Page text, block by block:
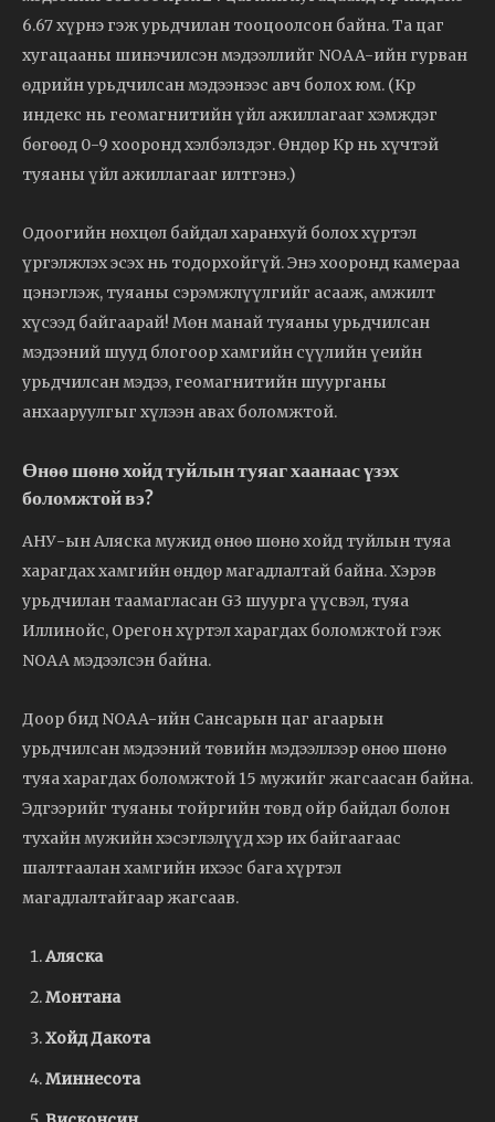
6.67 хүрнэ гэж урьдчилан тооцоолсон байна. Та цаг
хугацааны шинэчилсэн мэдээллийг NOAA-ийн гурван
өдрийн урьдчилсан мэдээнээс авч болох юм. (Kp
индекс нь геомагнитийн үйл ажиллагааг хэмждэг
бөгөөд 0-9 хооронд хэлбэлздэг. Өндөр Kp нь хүчтэй
туяаны үйл ажиллагааг илтгэнэ.)
Одоогийн нөхцөл байдал харанхуй болох хүртэл
үргэлжлэх эсэх нь тодорхойгүй. Энэ хооронд камераа
цэнэглэж, туяаны сэрэмжлүүлгийг асааж, амжилт
хүсээд байгаарай! Мөн манай туяаны урьдчилсан
мэдээний шууд блогоор хамгийн сүүлийн үеийн
урьдчилсан мэдээ, геомагнитийн шуурганы
анхааруулгыг хүлээн авах боломжтой.
Өнөө шөнө хойд туйлын туяаг хаанаас үзэх
боломжтой вэ?
АНУ-ын Аляска мужид өнөө шөнө хойд туйлын туяа
харагдах хамгийн өндөр магадлалтай байна. Хэрэв
урьдчилан таамагласан G3 шуурга үүсвэл, туяа
Иллинойс, Орегон хүртэл харагдах боломжтой гэж
NOAA мэдээлсэн байна.
Доор бид NOAA-ийн Сансарын цаг агаарын
урьдчилсан мэдээний төвийн мэдээллээр өнөө шөнө
туяа харагдах боломжтой 15 мужийг жагсаасан байна.
Эдгээрийг туяаны тойргийн төвд ойр байдал болон
тухайн мужийн хэсэглэлүүд хэр их байгаагаас
шалтгаалан хамгийн ихээс бага хүртэл
магадлалтайгаар жагсаав.
Аляска
Монтана
Хойд Дакота
Миннесота